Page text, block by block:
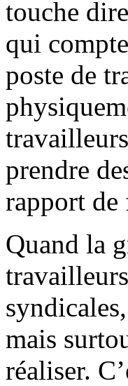
touche
qui
poste de
prendre
rapport de
Quand la
mais
réaliser.